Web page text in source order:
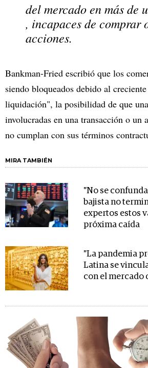
del mercadoen más de
, incapaces de comprar
acciones.
Bankman-Fried escribió que los
siendo bloqueados debido al
liquidación", la posibilidad de que
involucradas en una transacción o un
no cumplan con sus términos
MIRA TAMBIÉN
"No se
bajista no
expertos estos
próxima caída
"La pandemia
Latina se
con el mercado